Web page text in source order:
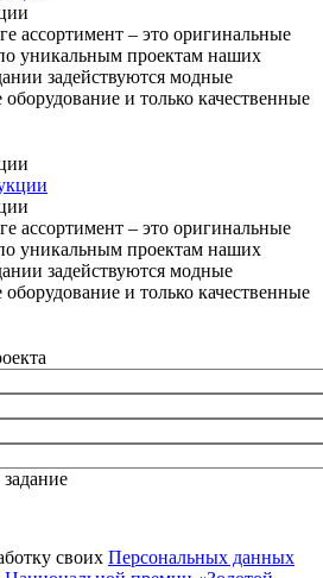
ассортимент – это оригинальные
уникальным проектам наших
задействуются модные
и только качественные
ассортимент – это оригинальные
уникальным проектам наших
задействуются модные
и только качественные
своих Персональных данных